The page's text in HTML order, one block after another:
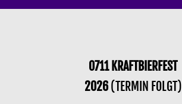
0711 KRAFTBIERFEST
2026 (TERMIN FOLGT)